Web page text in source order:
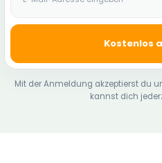
Kostenlos
Mit der Anmeldung akzeptierst du
kannst dich